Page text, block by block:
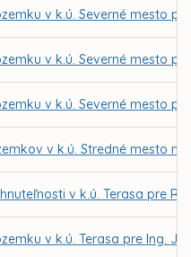
v k.ú. Severné mesto pre
v k.ú. Severné mesto
v k.ú. Severné mesto
v k.ú. Stredné mesto
v k.ú. Terasa pre
v k.ú. Terasa pre Ing.